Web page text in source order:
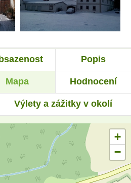
Popis
Mapa Hodnocení
Výlety a zážitky v okolí
+
−